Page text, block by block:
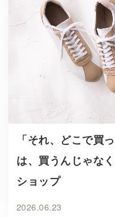
「それ、どこで買
は、買うんじゃな
ショップ
2026.06.23